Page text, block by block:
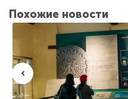
Похожие новости